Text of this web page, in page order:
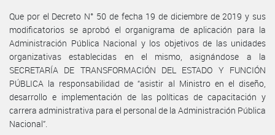
Que por el Decreto N° 50 de fecha 19 de diciembre de 2019 y sus
modificatorios se aprobó el organigrama de aplicación para la
Administración Pública Nacional y los objetivos de las unidades
organizativas establecidas en el mismo, asignándose a la
SECRETARÍA DE TRANSFORMACIÓN DEL ESTADO Y FUNCIÓN
PÚBLICA la responsabilidad de “asistir al Ministro en el diseño,
desarrollo e implementación de las políticas de capacitación y
carrera administrativa para el personal de la Administración Pública
Nacional”.